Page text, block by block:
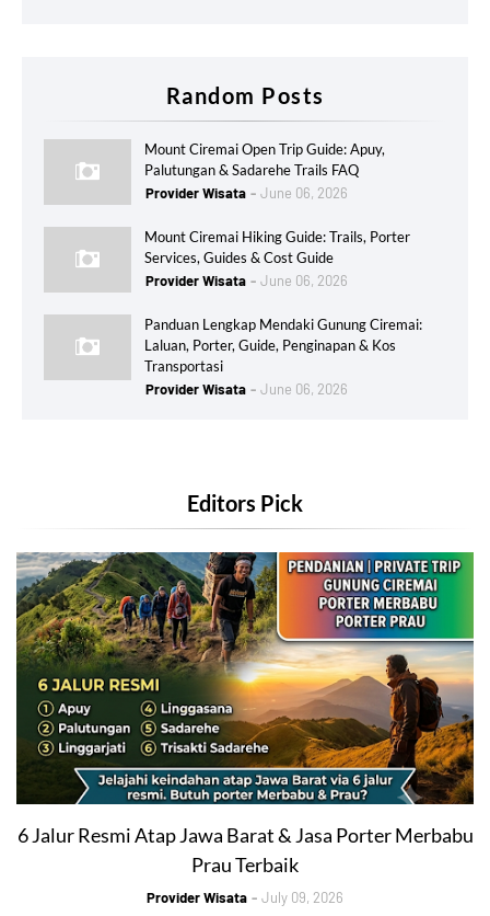
Random Posts
Mount Ciremai Open Trip Guide: Apuy,
Palutungan & Sadarehe Trails FAQ
Provider Wisata
June 06, 2026
Mount Ciremai Hiking Guide: Trails, Porter
Services, Guides & Cost Guide
Provider Wisata
June 06, 2026
Panduan Lengkap Mendaki Gunung Ciremai:
Laluan, Porter, Guide, Penginapan & Kos
Transportasi
Provider Wisata
June 06, 2026
Editors Pick
6 Jalur Resmi Atap Jawa Barat & Jasa Porter Merbabu
Prau Terbaik
Provider Wisata July 09, 2026